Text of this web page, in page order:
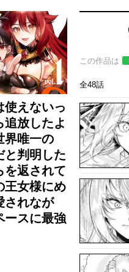
使えないっ
追放したよ
唯一の
と判明した
を返されて
王女様にめ
されなが
ースに最強
この作品は
全48話